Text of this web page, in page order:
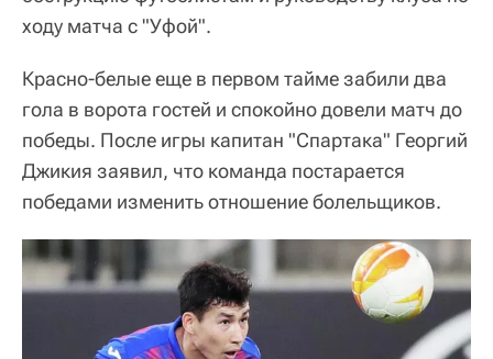
ходу матча с "Уфой".
Красно-белые еще в первом тайме забили два
гола в ворота гостей и спокойно довели матч до
победы. После игры капитан "Спартака" Георгий
Джикия заявил, что команда постарается
победами изменить отношение болельщиков.